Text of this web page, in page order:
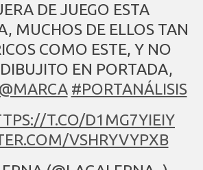
DE JUEGO ESTA
MUCHOS DE ELLOS TAN
COMO ESTE, Y NO
EN PORTADA,
@MARCA #PORTANÁLISIS
T.CO/D1MG7YIEIY
VSHRYVYPXB